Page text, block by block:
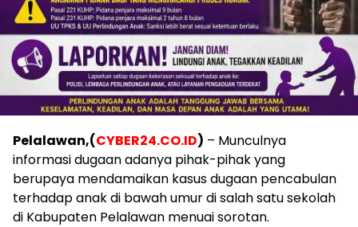
Pelalawan,(CYBER24.CO.ID) – Munculnya
informasi dugaan adanya pihak-pihak yang
berupaya mendamaikan kasus dugaan pencabulan
terhadap anak di bawah umur di salah satu sekolah
di Kabupaten Pelalawan menuai sorotan.